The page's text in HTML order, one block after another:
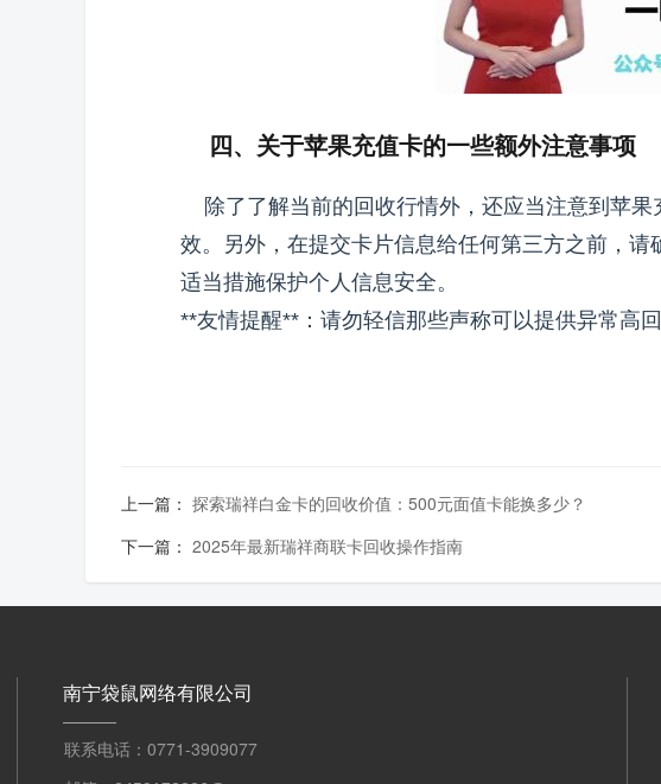
四、关于苹果充值卡的一些额外注意事项
除了了解当前的回收行情外，还应当注意到苹
效。另外，在提交卡片信息给任何第三方之前，
适当措施保护个人信息安全。
**友情提醒**：请勿轻信那些声称可以提供异常高
上一篇： 探索瑞祥白金卡的回收价值：500元面值卡能换多少？
下一篇： 2025年最新瑞祥商联卡回收操作指南
南宁袋鼠网络有限公司
联系电话：0771-3909077